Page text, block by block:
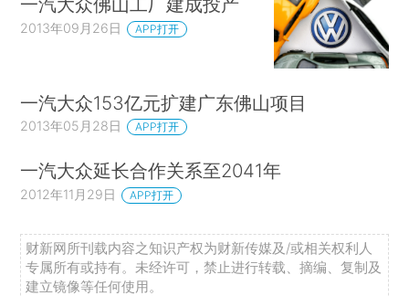
2013年09月26日 APP打开
一汽大众153亿元扩建广东佛山项目
2013年05月28日 APP打开
一汽大众延长合作关系至2041年
2012年11月29日 APP打开
财新网所刊载内容之知识产权为财新传媒及/或相关权利人
专属所有或持有。未经许可，禁止进行转载、摘编、复制及
建立镜像等任何使用。